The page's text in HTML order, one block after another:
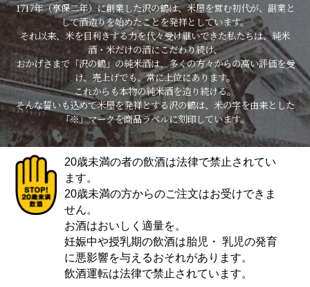
1717年（享保二年）に創業した沢の鶴は、米屋を営む初代が、副業と
して酒造りを始めたことを発祥としています。
それ以来、米を目利きする力を代々受け継いできた私たちは、純米
酒・米だけの酒にこだわり続け、
おかげさまで「沢の鶴」の純米酒は、多くの方々からの高い評価を受
け、売上げでも、常に上位にあります。
これからも本物の純米酒を造り続ける。
そんな誓いも込めて米屋を発祥とする沢の鶴は、米の字を由来とした
「※」マークを商品ラベルに刻印しています。
20歳未満の者の飲酒は法律で禁止されてい
ます。
20歳未満の方からのご注文はお受けできま
せん。
お酒はおいしく適量を。
妊娠中や授乳期の飲酒は胎児・ 乳児の発育
に悪影響を与えるおそれがあります。
飲酒運転は法律で禁止されています。